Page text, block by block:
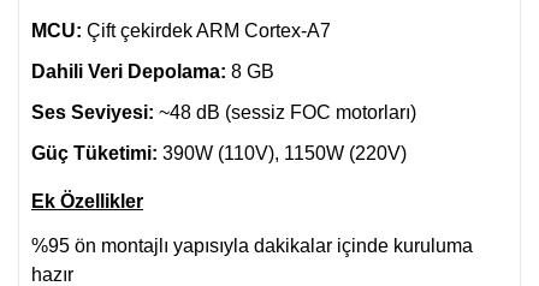
MCU: Çift çekirdek ARM Cortex-A7
Dahili Veri Depolama: 8 GB
Ses Seviyesi: ~48 dB (sessiz FOC motorları)
Güç Tüketimi: 390W (110V), 1150W (220V)
Ek Özellikler
%95 ön montajlı yapısıyla dakikalar içinde kuruluma
hazır